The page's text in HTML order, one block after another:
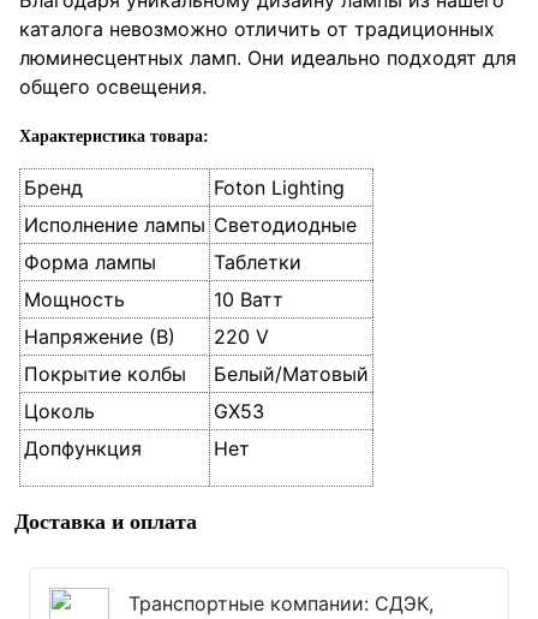
каталога невозможно отличить от традиционных
люминесцентных ламп. Они идеально подходят для
общего освещения.
Характеристика товара:
Бренд
Foton Lighting
Исполнение лампы Светодиодные
Форма лампы
Таблетки
Мощность
10 Ватт
Напряжение (В)
220 V
Покрытие колбы
Белый/Матовый
Цоколь
GX53
Допфункция
Нет
Доставка и оплата
Транспортные компании: СДЭК,